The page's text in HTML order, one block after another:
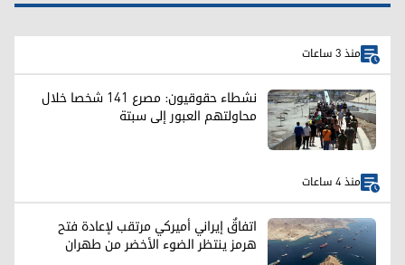
منذ 3 ساعات
نشطاء حقوقيون: مصرع 141 شخصا خلال
محاولتهم العبور إلى سبتة
منذ 4 ساعات
اتفاقٌ إيراني أميركي مرتقب لإعادة فتح
هرمز ينتظر الضوء الأخضر من طهران